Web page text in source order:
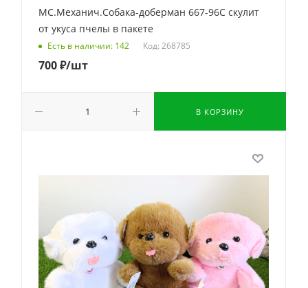
МС.Механич.Собака-доберман 667-96C скулит
от укуса пчелы в пакете
Есть в наличии: 142 Код: 268785
700₽/шт
В КОРЗИНУ